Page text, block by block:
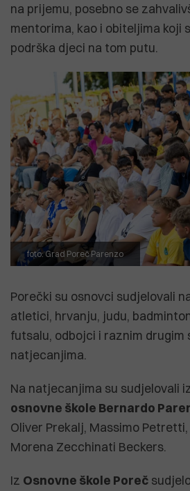
na prijemu, posebno se
mentorima, kao i obiteljima koji
podrška djeci na tom putu.
foto: Grad Poreč Parenzo
Porečki su osnovci sudjelovali
atletici, hrvanju, judu,
futsalu, odbojci i raznim drugim
natjecanjima.
Na natjecanjima su sudjelovali
osnovne škole Bernardo
Oliver Prekalj, Massimo Petretti,
Morena Zecchinati Beckers.
Iz Osnovne škole Poreč